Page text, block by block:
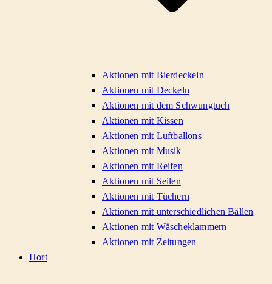
Aktionen mit Bierdeckeln
Aktionen mit Deckeln
Aktionen mit dem Schwungtuch
Aktionen mit Kissen
Aktionen mit Luftballons
Aktionen mit Musik
Aktionen mit Reifen
Aktionen mit Seilen
Aktionen mit Tüchern
Aktionen mit unterschiedlichen Bällen
Aktionen mit Wäscheklammern
Aktionen mit Zeitungen
Hort